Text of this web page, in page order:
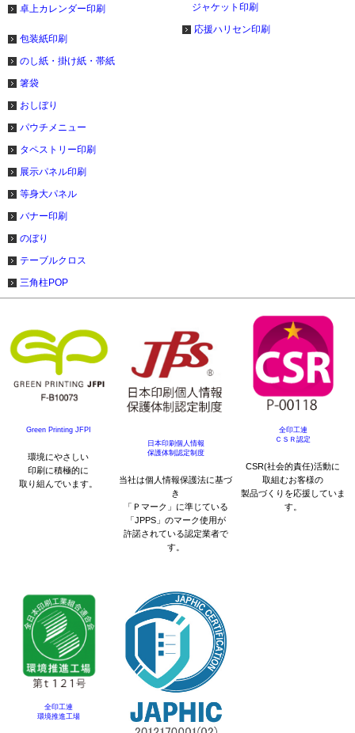
卓上カレンダー印刷
包装紙印刷
のし紙・掛け紙・帯紙
箸袋
おしぼり
パウチメニュー
ジャケット印刷
応援ハリセン印刷
タペストリー印刷
展示パネル印刷
等身大パネル
バナー印刷
のぼり
テーブルクロス
三角柱POP
Green Printing JFPI
環境にやさしい
印刷に積極的に
取り組んでいます。
日本印刷個人情報
保護体制認定制度
当社は個人情報保護法に基づ
き
「Ｐマーク」に準じている
「JPPS」のマーク使用が
許諾されている認定業者で
す。
全印工連
ＣＳＲ認定
CSR(社会的責任)活動に
取組むお客様の
製品づくりを応援していま
す。
全印工連
環境推進工場